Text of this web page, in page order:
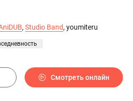
, Studio Band, youmiteru
Смотреть онлайн